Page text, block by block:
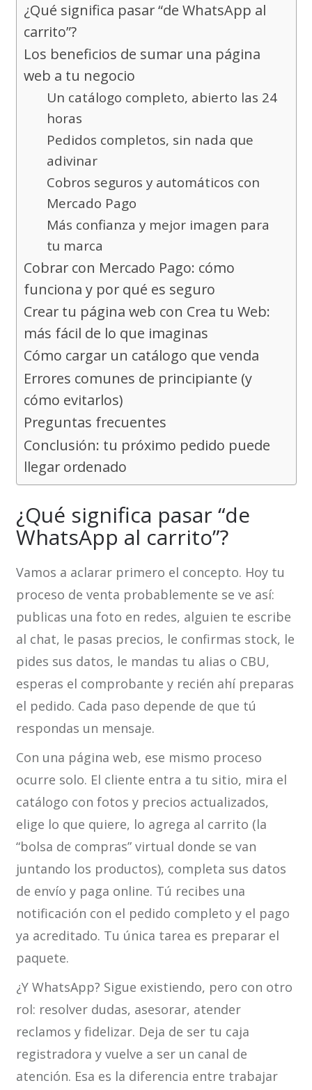
¿Qué significa pasar “de WhatsApp al
carrito”?
Los beneficios de sumar una página
web a tu negocio
Un catálogo completo, abierto las 24
horas
Pedidos completos, sin nada que
adivinar
Cobros seguros y automáticos con
Mercado Pago
Más confianza y mejor imagen para
tu marca
Cobrar con Mercado Pago: cómo
funciona y por qué es seguro
Crear tu página web con Crea tu Web:
más fácil de lo que imaginas
Cómo cargar un catálogo que venda
Errores comunes de principiante (y
cómo evitarlos)
Preguntas frecuentes
Conclusión: tu próximo pedido puede
llegar ordenado
¿Qué significa pasar “de
WhatsApp al carrito”?
Vamos a aclarar primero el concepto. Hoy tu
proceso de venta probablemente se ve así:
publicas una foto en redes, alguien te escribe
al chat, le pasas precios, le confirmas stock, le
pides sus datos, le mandas tu alias o CBU,
esperas el comprobante y recién ahí preparas
el pedido. Cada paso depende de que tú
respondas un mensaje.
Con una página web, ese mismo proceso
ocurre solo. El cliente entra a tu sitio, mira el
catálogo con fotos y precios actualizados,
elige lo que quiere, lo agrega al carrito (la
“bolsa de compras” virtual donde se van
juntando los productos), completa sus datos
de envío y paga online. Tú recibes una
notificación con el pedido completo y el pago
ya acreditado. Tu única tarea es preparar el
paquete.
¿Y WhatsApp? Sigue existiendo, pero con otro
rol: resolver dudas, asesorar, atender
reclamos y fidelizar. Deja de ser tu caja
registradora y vuelve a ser un canal de
atención. Esa es la diferencia entre trabajar